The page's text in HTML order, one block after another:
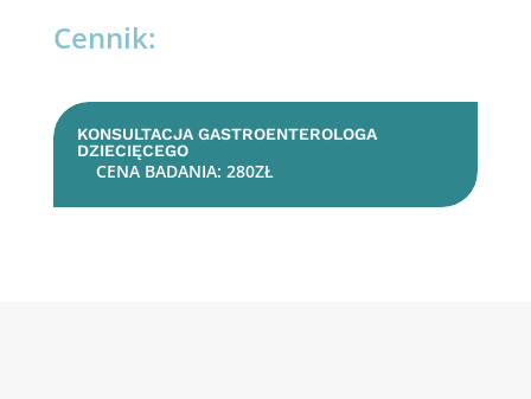
Cennik:
KONSULTACJA GASTROENTEROLOGA
DZIECIĘCEGO
CENA BADANIA: 280ZŁ